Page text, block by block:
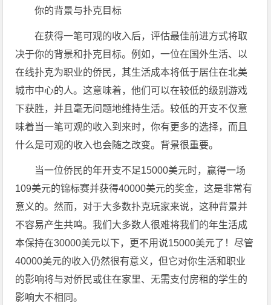
你的背景与扑克目标
在获得一笔可观的收入后，评估最佳前进方式将取
决于你的背景和扑克目标。例如，一位在国外生活、以
在线扑克为职业的侨民，其生活成本将低于居住在北美
城市中心的人。这意味着，他们可以在较低的级别游戏
下获胜，并且毫无问题地维持生活。较低的开支不仅意
味着当一笔可观的收入到来时，你有更多的选择，而且
什么是可观的收入也会随之改变。背景很重要。
当一位侨民的年开支不足15000美元时，赢得一场
109美元的锦标赛并获得40000美元的奖金，这是非常有
意义的。然而，对于大多数扑克玩家来说，这种背景并
不容易产生共鸣。我们大多数人很难将我们的年生活成
本保持在30000美元以下，更不用说15000美元了！尽管
40000美元的收入仍然很有意义，但它对你生活和职业
的影响将与对侨民或住在家里、无需支付房租的学生的
影响大不相同。